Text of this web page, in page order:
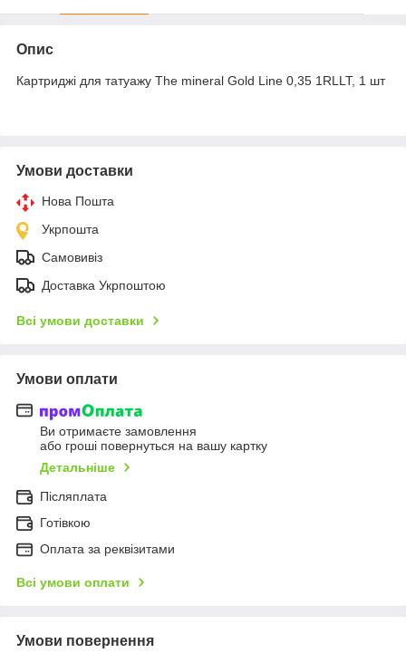
Опис
Картриджі для татуажу The mineral Gold Line 0,35 1RLLT, 1 шт
Умови доставки
Нова Пошта
Укрпошта
Самовивіз
Доставка Укрпоштою
Всі умови доставки
Умови оплати
Ви отримаєте замовлення
або гроші повернуться на вашу картку
Детальніше
Післяплата
Готівкою
Оплата за реквізитами
Всі умови оплати
Умови повернення